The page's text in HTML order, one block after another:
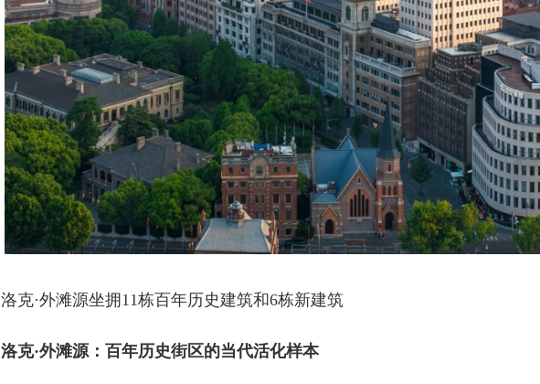
洛克·外滩源坐拥11栋百年历史建筑和6栋新建筑
洛克·外滩源：百年历史街区的当代活化样本